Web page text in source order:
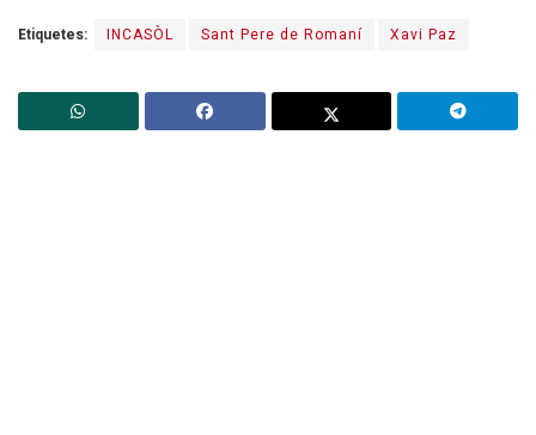
Etiquetes: INCASÒL Sant Pere de Romaní Xavi Paz